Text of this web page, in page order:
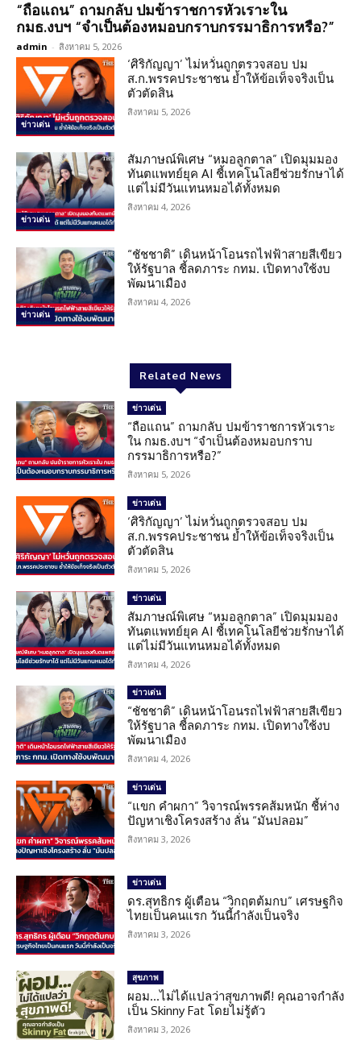
“ถือแถน” ถามกลับ ปมข้าราชการหัวเราะใน
กมธ.งบฯ “จำเป็นต้องหมอบกราบกรรมาธิการหรือ?”
admin - สิงหาคม 5, 2026
ข่าวเด่น
‘ศิริกัญญา’ ไม่หวั่นถูกตรวจสอบ ปม
ส.ก.พรรคประชาชน ย้ำให้ข้อเท็จจริงเป็น
ตัวตัดสิน
สิงหาคม 5, 2026
ข่าวเด่น
สัมภาษณ์พิเศษ “หมอลูกตาล” เปิดมุมมอง
ทันตแพทย์ยุค AI ชี้เทคโนโลยีช่วยรักษาได้
แต่ไม่มีวันแทนหมอได้ทั้งหมด
สิงหาคม 4, 2026
ข่าวเด่น
“ชัชชาติ” เดินหน้าโอนรถไฟฟ้าสายสีเขียว
ให้รัฐบาล ชี้ลดภาระ กทม. เปิดทางใช้งบ
พัฒนาเมือง
สิงหาคม 4, 2026
Related News
ข่าวเด่น
“ถือแถน” ถามกลับ ปมข้าราชการหัวเราะ
ใน กมธ.งบฯ “จำเป็นต้องหมอบกราบ
กรรมาธิการหรือ?”
สิงหาคม 5, 2026
ข่าวเด่น
‘ศิริกัญญา’ ไม่หวั่นถูกตรวจสอบ ปม
ส.ก.พรรคประชาชน ย้ำให้ข้อเท็จจริงเป็น
ตัวตัดสิน
สิงหาคม 5, 2026
ข่าวเด่น
สัมภาษณ์พิเศษ “หมอลูกตาล” เปิดมุมมอง
ทันตแพทย์ยุค AI ชี้เทคโนโลยีช่วยรักษาได้
แต่ไม่มีวันแทนหมอได้ทั้งหมด
สิงหาคม 4, 2026
ข่าวเด่น
“ชัชชาติ” เดินหน้าโอนรถไฟฟ้าสายสีเขียว
ให้รัฐบาล ชี้ลดภาระ กทม. เปิดทางใช้งบ
พัฒนาเมือง
สิงหาคม 4, 2026
ข่าวเด่น
“แขก คำผกา” วิจารณ์พรรคส้มหนัก ชี้ห่าง
ปัญหาเชิงโครงสร้าง ลั่น “มันปลอม”
สิงหาคม 3, 2026
ข่าวเด่น
ดร.สุทธิกร ผู้เตือน “วิกฤตต้มกบ” เศรษฐกิจ
ไทยเป็นคนแรก วันนี้กำลังเป็นจริง
สิงหาคม 3, 2026
สุขภาพ
ผอม…ไม่ได้แปลว่าสุขภาพดี! คุณอาจกำลัง
เป็น Skinny Fat โดยไม่รู้ตัว
สิงหาคม 3, 2026